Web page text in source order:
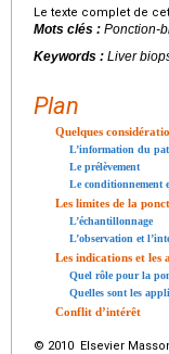
Le texte complet de
Mots clés : Ponction-
Keywords : Liver
Plan
Quelques
L’information du
Le prélèvement
Le conditionnement
Les limites de la
L’échantillonnage
L’observation et
Les indications et les
Quel rôle pour la
Quelles sont les
Conflit d’intérêt
© 2010 Elsevier